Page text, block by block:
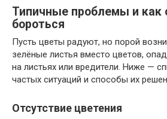
Типичные проблемы и как
бороться
Пусть цветы радуют, но порой
зелёные листья вместо цветов,
на листьях или вредители. Ниже —
частых ситуаций и способы их
Отсутствие цветения